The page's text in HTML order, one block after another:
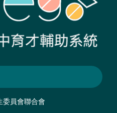
委員會聯合會